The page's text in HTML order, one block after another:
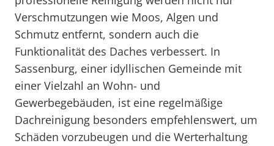
Verschmutzungen wie Moos, Algen und
Schmutz entfernt, sondern auch die
Funktionalität des Daches verbessert. In
Sassenburg, einer idyllischen Gemeinde mit
einer Vielzahl an Wohn- und
Gewerbegebäuden, ist eine regelmäßige
Dachreinigung besonders empfehlenswert, um
Schäden vorzubeugen und die Werterhaltung